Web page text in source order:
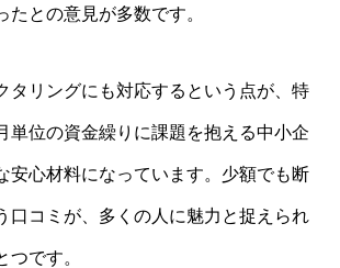
たとの意見が多数です。
タリングにも対応するという点が、特
単位の資金繰りに課題を抱える中小企
安心材料になっています。少額でも断
口コミが、多くの人に魅力と捉えられ
つです。